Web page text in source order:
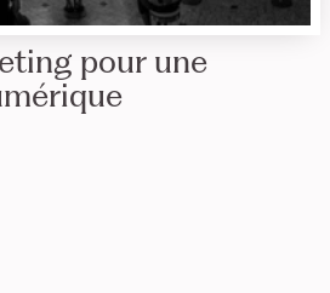
pour une